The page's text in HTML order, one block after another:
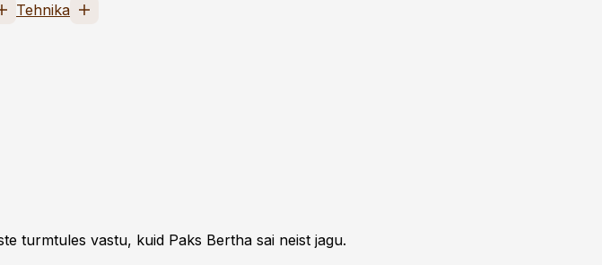
Tehnika
turmtules vastu, kuid Paks Bertha sai neist jagu.